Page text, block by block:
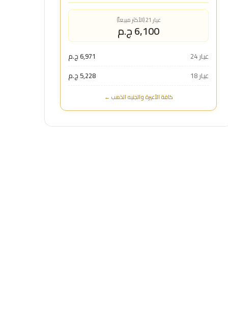
عيار 21 (الأكثر مبيعاً)
6,100 ج.م
عيار 24
6,971 ج.م
عيار 18
5,228 ج.م
كافة الأعيرة والجنيه الذهب ←